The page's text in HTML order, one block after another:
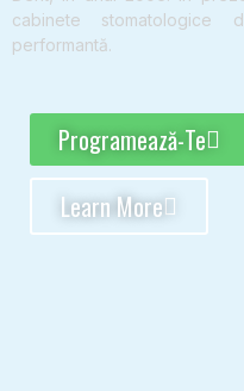
cabinete
performantă.
Programează-Te
Learn More